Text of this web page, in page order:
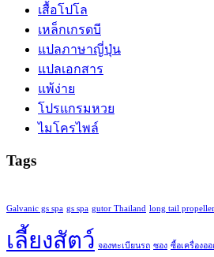
เสื้อโปโล
เหล็กเกรดบี
แปลภาษาญี่ปุ่น
แปลเอกสาร
แพ้ง่าย
โปรแกรมหวย
ไมโครไพล์
Tags
Galvanic gs spa gs spa gutor Thailand long tail propeller
เลี้ยงสัตว์ จองทะเบียนรถ ซอง ซื้อเครื่องอ